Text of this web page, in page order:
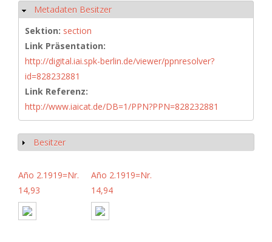
Hide
Metadaten Besitzer
Sektion: section
Link Präsentation:
http://digital.iai.spk-berlin.de/viewer/ppnresolver?
id=828232881
Link Referenz:
http://www.iaicat.de/DB=1/PPN?PPN=828232881
Show
Besitzer
Año 2.1919=Nr.
14,93
Año 2.1919=Nr.
14,94